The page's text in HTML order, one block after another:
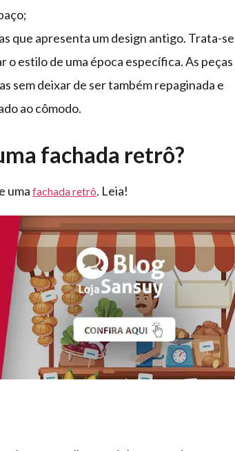
que apresenta um design antigo. Trata-se
o estilo de uma época específica. As peças
sem deixar de ser também repaginada e
ao cômodo.
fachada retrô?
uma fachada retrô. Leia!